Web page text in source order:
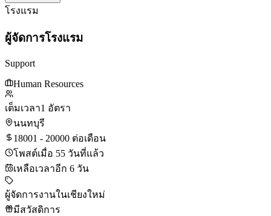
โรงแรม
ผู้จัดการโรงแรม
Support
Human Resources
เต็มเวลา1 อัตรา
นนทบุรี
18001 - 20000 ต่อเดือน
โพสต์เมื่อ 55 วันที่แล้ว
เหลือเวลาอีก 6 วัน
ผู้จัดการงานในเชียงใหม่
มีสวัสดิการ